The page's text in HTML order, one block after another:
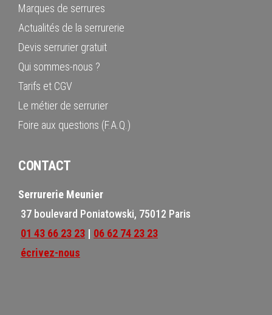
Marques de serrures
Actualités de la serrurerie
Devis serrurier gratuit
Qui sommes-nous ?
Tarifs et CGV
Le métier de serrurier
Foire aux questions (F.A.Q.)
CONTACT
Serrurerie Meunier
37 boulevard Poniatowski, 75012 Paris
01 43 66 23 23 | 06 62 74 23 23
écrivez-nous